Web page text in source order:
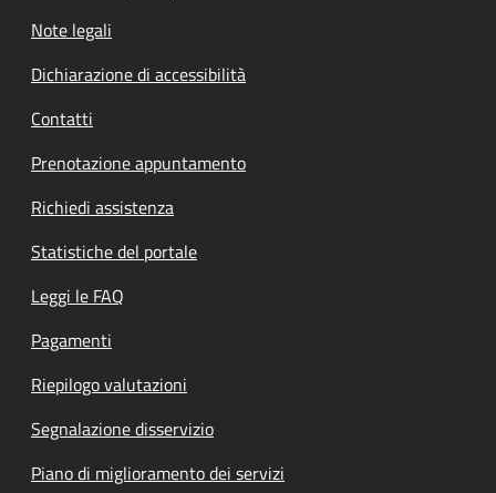
Note legali
Dichiarazione di accessibilità
Contatti
Prenotazione appuntamento
Richiedi assistenza
Statistiche del portale
Leggi le FAQ
Pagamenti
Riepilogo valutazioni
Segnalazione disservizio
Piano di miglioramento dei servizi